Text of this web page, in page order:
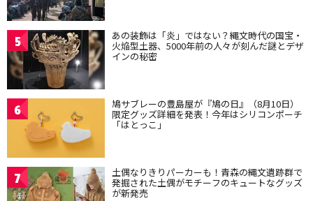
5 あの装飾は「炎」ではない？縄文時代の国宝・
火焔型土器、5000年前の人々が刻んだ謎とデザ
インの秘密
6 鳩サブレーの豊島屋が『鳩の日』（8月10日）
限定グッズ詳細を発表！今年はシリコンポーチ
「はとっこ」
7 土偶なりきりパーカーも！青森の縄文遺跡群で
発掘された土偶がモチーフのキュートなグッズ
が新発売